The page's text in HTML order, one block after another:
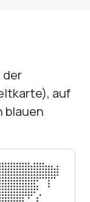
der
auf
blauen